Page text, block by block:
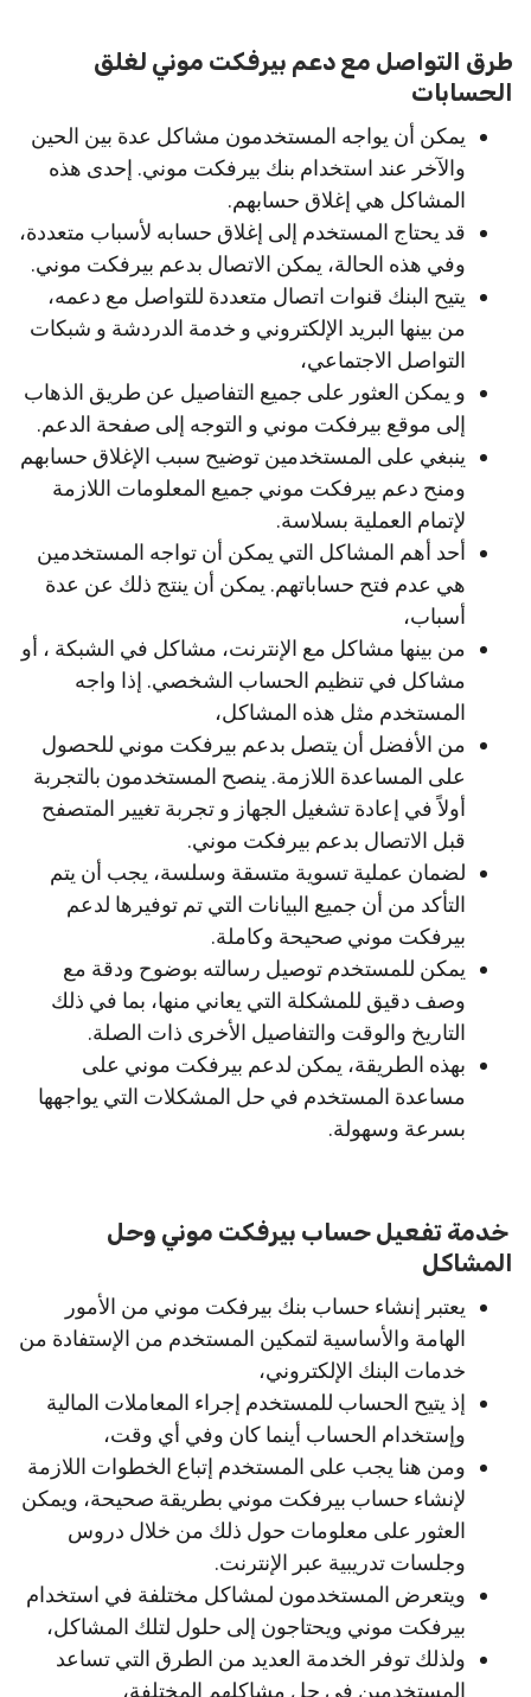
طرق التواصل مع دعم بيرفكت موني لغلق
الحسابات
يمكن أن يواجه المستخدمون مشاكل عدة بين الحين
والآخر عند استخدام بنك بيرفكت موني. إحدى هذه
المشاكل هي إغلاق حسابهم.
قد يحتاج المستخدم إلى إغلاق حسابه لأسباب متعددة،
وفي هذه الحالة، يمكن الاتصال بدعم بيرفكت موني.
يتيح البنك قنوات اتصال متعددة للتواصل مع دعمه،
من بينها البريد الإلكتروني و خدمة الدردشة و شبكات
التواصل الاجتماعي،
و يمكن العثور على جميع التفاصيل عن طريق الذهاب
إلى موقع بيرفكت موني و التوجه إلى صفحة الدعم.
ينبغي على المستخدمين توضيح سبب الإغلاق حسابهم
ومنح دعم بيرفكت موني جميع المعلومات اللازمة
لإتمام العملية بسلاسة.
أحد أهم المشاكل التي يمكن أن تواجه المستخدمين
هي عدم فتح حساباتهم. يمكن أن ينتج ذلك عن عدة
أسباب،
من بينها مشاكل مع الإنترنت، مشاكل في الشبكة ، أو
مشاكل في تنظيم الحساب الشخصي. إذا واجه
المستخدم مثل هذه المشاكل،
من الأفضل أن يتصل بدعم بيرفكت موني للحصول
على المساعدة اللازمة. ينصح المستخدمون بالتجربة
أولاً في إعادة تشغيل الجهاز و تجربة تغيير المتصفح
قبل الاتصال بدعم بيرفكت موني.
لضمان عملية تسوية متسقة وسلسة، يجب أن يتم
التأكد من أن جميع البيانات التي تم توفيرها لدعم
بيرفكت موني صحيحة وكاملة.
يمكن للمستخدم توصيل رسالته بوضوح ودقة مع
وصف دقيق للمشكلة التي يعاني منها، بما في ذلك
التاريخ والوقت والتفاصيل الأخرى ذات الصلة.
بهذه الطريقة، يمكن لدعم بيرفكت موني على
مساعدة المستخدم في حل المشكلات التي يواجهها
بسرعة وسهولة.
خدمة تفعيل حساب بيرفكت موني وحل
المشاكل
يعتبر إنشاء حساب بنك بيرفكت موني من الأمور
الهامة والأساسية لتمكين المستخدم من الإستفادة من
خدمات البنك الإلكتروني،
إذ يتيح الحساب للمستخدم إجراء المعاملات المالية
وإستخدام الحساب أينما كان وفي أي وقت،
ومن هنا يجب على المستخدم إتباع الخطوات اللازمة
لإنشاء حساب بيرفكت موني بطريقة صحيحة، ويمكن
العثور على معلومات حول ذلك من خلال دروس
وجلسات تدريبية عبر الإنترنت.
ويتعرض المستخدمون لمشاكل مختلفة في استخدام
بيرفكت موني ويحتاجون إلى حلول لتلك المشاكل،
ولذلك توفر الخدمة العديد من الطرق التي تساعد
المستخدمين في حل مشاكلهم المختلفة،